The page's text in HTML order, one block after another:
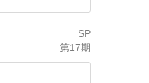
SP
第17期